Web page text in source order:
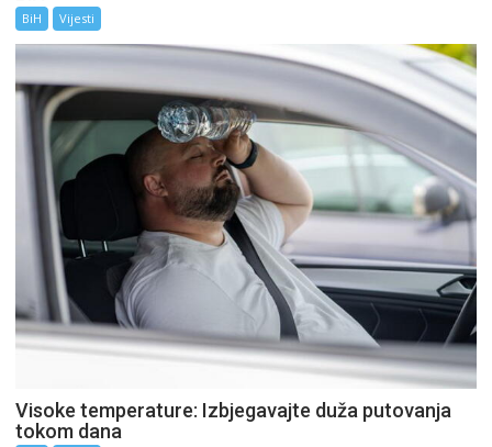
BiH Vijesti
Visoke temperature: Izbjegavajte duža putovanja
tokom dana